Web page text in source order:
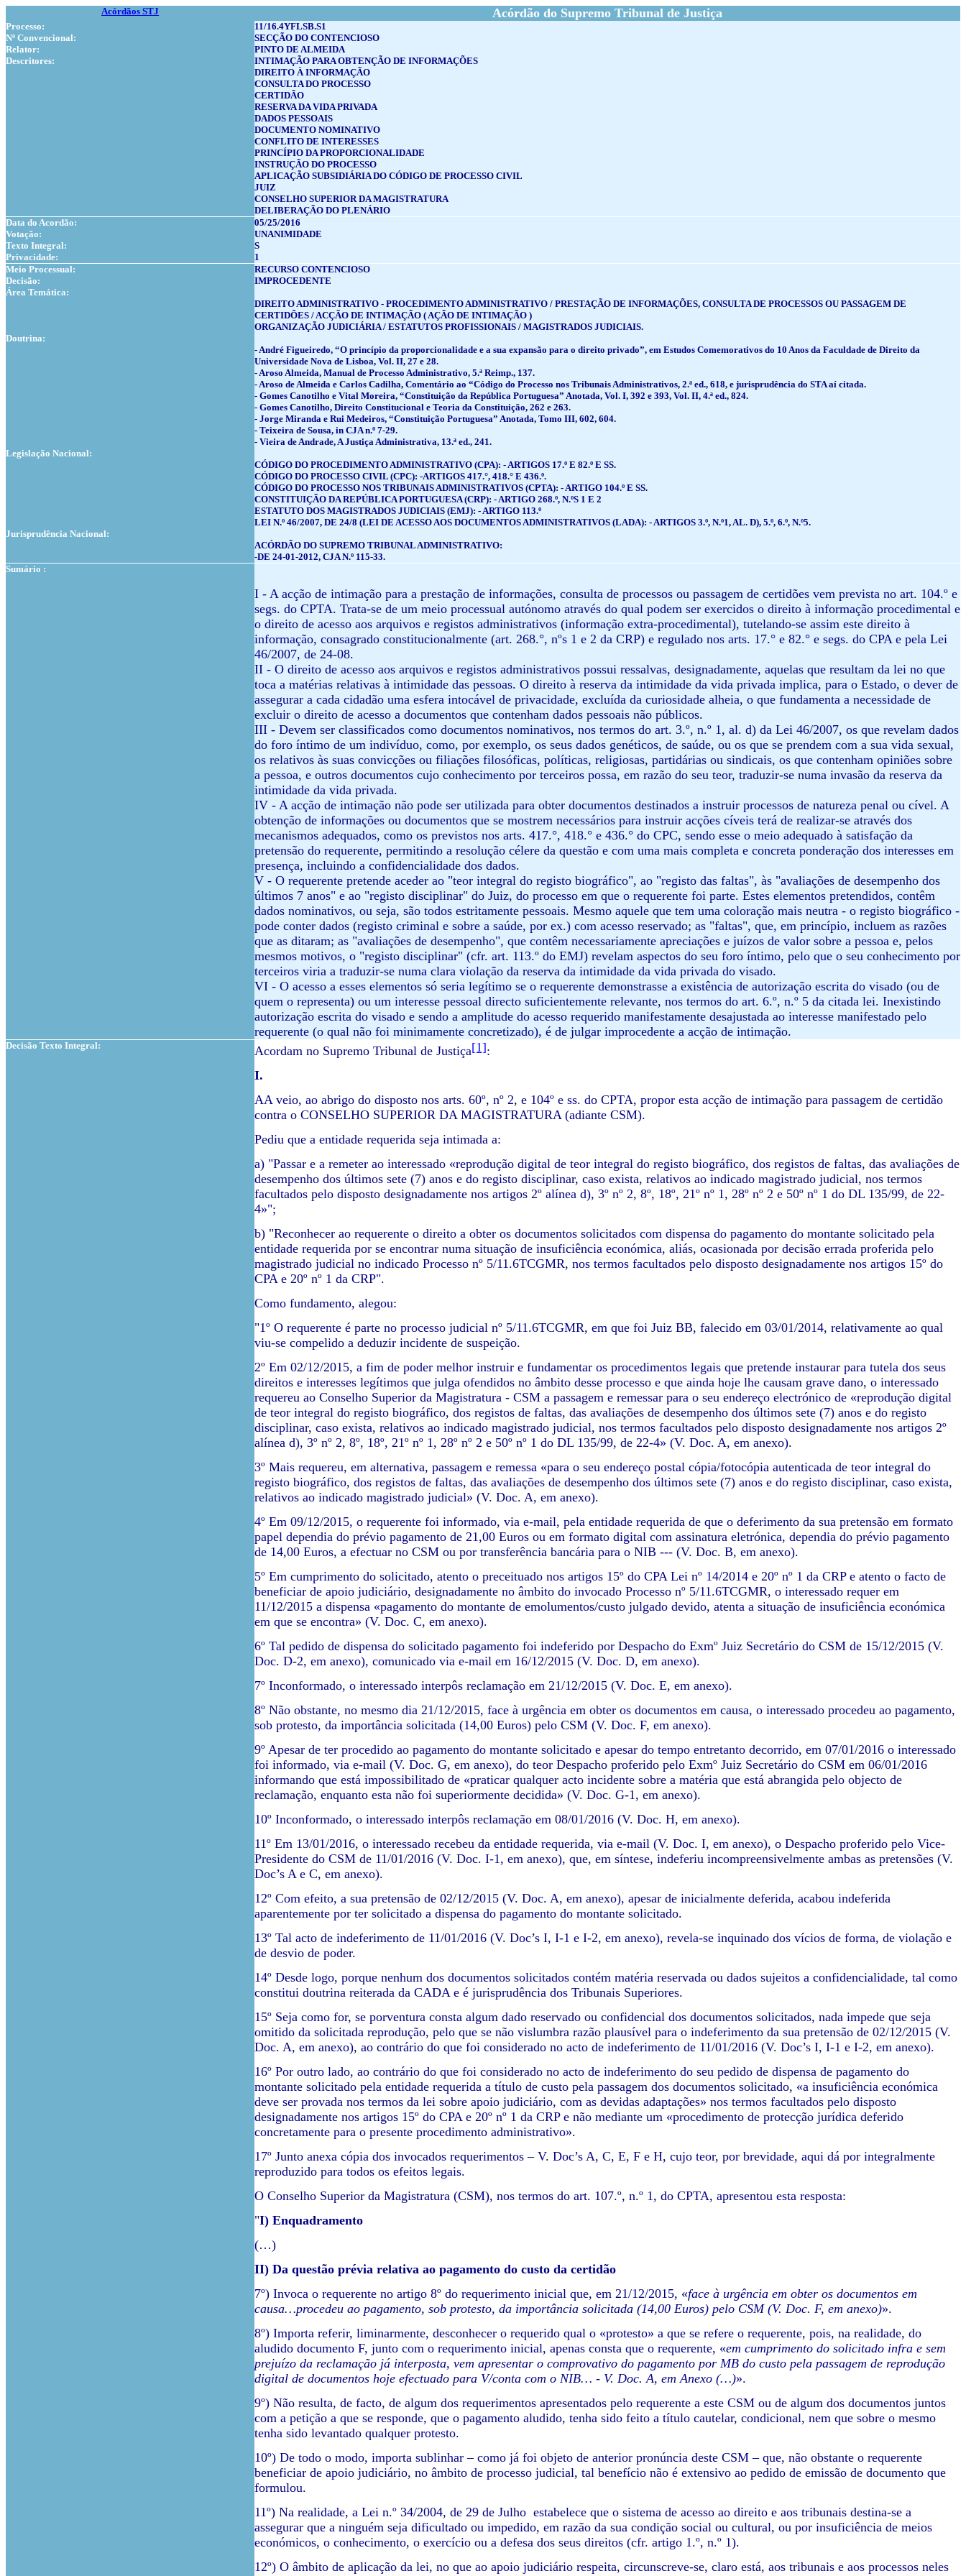
Acórdãos STJ Acórdão do Supremo Tribunal de Justiça
Processo:
11/16.4YFLSB.S1
Nº Convencional:
SECÇÃO DO CONTENCIOSO
Relator:
PINTO DE ALMEIDA
Descritores:
INTIMAÇÃO PARA OBTENÇÃO DE INFORMAÇÕES
DIREITO À INFORMAÇÃO
CONSULTA DO PROCESSO
CERTIDÃO
RESERVA DA VIDA PRIVADA
DADOS PESSOAIS
DOCUMENTO NOMINATIVO
CONFLITO DE INTERESSES
PRINCÍPIO DA PROPORCIONALIDADE
INSTRUÇÃO DO PROCESSO
APLICAÇÃO SUBSIDIÁRIA DO CÓDIGO DE PROCESSO CIVIL
JUIZ
CONSELHO SUPERIOR DA MAGISTRATURA
DELIBERAÇÃO DO PLENÁRIO
Data do Acordão:
05/25/2016
Votação:
UNANIMIDADE
Texto Integral:
S
Privacidade:
1
Meio Processual:
RECURSO CONTENCIOSO
Decisão:
IMPROCEDENTE
Área Temática:
DIREITO ADMINISTRATIVO - PROCEDIMENTO ADMINISTRATIVO / PRESTAÇÃO DE INFORMAÇÕES, CONSULTA DE PROCESSOS OU PASSAGEM DE
CERTIDÕES / ACÇÃO DE INTIMAÇÃO ( AÇÃO DE INTIMAÇÃO )
ORGANIZAÇÃO JUDICIÁRIA / ESTATUTOS PROFISSIONAIS / MAGISTRADOS JUDICIAIS.
Doutrina:
- André Figueiredo, “O princípio da proporcionalidade e a sua expansão para o direito privado”, em Estudos Comemorativos do 10 Anos da Faculdade de Direito da
Universidade Nova de Lisboa, Vol. II, 27 e 28.
- Aroso Almeida, Manual de Processo Administrativo, 5.ª Reimp., 137.
- Aroso de Almeida e Carlos Cadilha, Comentário ao “Código do Processo nos Tribunais Administrativos, 2.ª ed., 618, e jurisprudência do STA aí citada.
- Gomes Canotilho e Vital Moreira, “Constituição da República Portuguesa” Anotada, Vol. I, 392 e 393, Vol. II, 4.ª ed., 824.
- Gomes Canotilho, Direito Constitucional e Teoria da Constituição, 262 e 263.
- Jorge Miranda e Rui Medeiros, “Constituição Portuguesa” Anotada, Tomo III, 602, 604.
- Teixeira de Sousa, in CJA n.º 7-29.
- Vieira de Andrade, A Justiça Administrativa, 13.ª ed., 241.
Legislação Nacional:
CÓDIGO DO PROCEDIMENTO ADMINISTRATIVO (CPA): - ARTIGOS 17.º E 82.º E SS.
CÓDIGO DO PROCESSO CIVIL (CPC): -ARTIGOS 417.°, 418.° E 436.º.
CÓDIGO DO PROCESSO NOS TRIBUNAIS ADMINISTRATIVOS (CPTA): - ARTIGO 104.º E SS.
CONSTITUIÇÃO DA REPÚBLICA PORTUGUESA (CRP): - ARTIGO 268.º, N.ºS 1 E 2
ESTATUTO DOS MAGISTRADOS JUDICIAIS (EMJ): - ARTIGO 113.º
LEI N.º 46/2007, DE 24/8 (LEI DE ACESSO AOS DOCUMENTOS ADMINISTRATIVOS (LADA): - ARTIGOS 3.º, N.º1, AL. D), 5.º, 6.º, N.º5.
Jurisprudência Nacional:
ACÓRDÃO DO SUPREMO TRIBUNAL ADMINISTRATIVO:
-DE 24-01-2012, CJA N.º 115-33.
Sumário :
I - A acção de intimação para a prestação de informações, consulta de processos ou passagem de certidões vem prevista no art. 104.º e
segs. do CPTA. Trata-se de um meio processual autónomo através do qual podem ser exercidos o direito à informação procedimental e
o direito de acesso aos arquivos e registos administrativos (informação extra-procedimental), tutelando-se assim este direito à
informação, consagrado constitucionalmente (art. 268.°, nºs 1 e 2 da CRP) e regulado nos arts. 17.° e 82.° e segs. do CPA e pela Lei
46/2007, de 24-08.
II - O direito de acesso aos arquivos e registos administrativos possui ressalvas, designadamente, aquelas que resultam da lei no que
toca a matérias relativas à intimidade das pessoas. O direito à reserva da intimidade da vida privada implica, para o Estado, o dever de
assegurar a cada cidadão uma esfera intocável de privacidade, excluída da curiosidade alheia, o que fundamenta a necessidade de
excluir o direito de acesso a documentos que contenham dados pessoais não públicos.
III - Devem ser classificados como documentos nominativos, nos termos do art. 3.º, n.º 1, al. d) da Lei 46/2007, os que revelam dados
do foro íntimo de um indivíduo, como, por exemplo, os seus dados genéticos, de saúde, ou os que se prendem com a sua vida sexual,
os relativos às suas convicções ou filiações filosóficas, políticas, religiosas, partidárias ou sindicais, os que contenham opiniões sobre
a pessoa, e outros documentos cujo conhecimento por terceiros possa, em razão do seu teor, traduzir-se numa invasão da reserva da
intimidade da vida privada.
IV - A acção de intimação não pode ser utilizada para obter documentos destinados a instruir processos de natureza penal ou cível. A
obtenção de informações ou documentos que se mostrem necessários para instruir acções cíveis terá de realizar-se através dos
mecanismos adequados, como os previstos nos arts. 417.°, 418.° e 436.° do CPC, sendo esse o meio adequado à satisfação da
pretensão do requerente, permitindo a resolução célere da questão e com uma mais completa e concreta ponderação dos interesses em
presença, incluindo a confidencialidade dos dados.
V - O requerente pretende aceder ao "teor integral do registo biográfico", ao "registo das faltas", às "avaliações de desempenho dos
últimos 7 anos" e ao "registo disciplinar" do Juiz, do processo em que o requerente foi parte. Estes elementos pretendidos, contêm
dados nominativos, ou seja, são todos estritamente pessoais. Mesmo aquele que tem uma coloração mais neutra - o registo biográfico -
pode conter dados (registo criminal e sobre a saúde, por ex.) com acesso reservado; as "faltas", que, em princípio, incluem as razões
que as ditaram; as "avaliações de desempenho", que contêm necessariamente apreciações e juízos de valor sobre a pessoa e, pelos
mesmos motivos, o "registo disciplinar" (cfr. art. 113.º do EMJ) revelam aspectos do seu foro íntimo, pelo que o seu conhecimento por
terceiros viria a traduzir-se numa clara violação da reserva da intimidade da vida privada do visado.
VI - O acesso a esses elementos só seria legítimo se o requerente demonstrasse a existência de autorização escrita do visado (ou de
quem o representa) ou um interesse pessoal directo suficientemente relevante, nos termos do art. 6.º, n.º 5 da citada lei. Inexistindo
autorização escrita do visado e sendo a amplitude do acesso requerido manifestamente desajustada ao interesse manifestado pelo
requerente (o qual não foi minimamente concretizado), é de julgar improcedente a acção de intimação.
Decisão Texto Integral: Acordam no Supremo Tribunal de Justiça[1]:
I.
AA veio, ao abrigo do disposto nos arts. 60º, nº 2, e 104º e ss. do CPTA, propor esta acção de intimação para passagem de certidão
contra o CONSELHO SUPERIOR DA MAGISTRATURA (adiante CSM).
Pediu que a entidade requerida seja intimada a:
a) "Passar e a remeter ao interessado «reprodução digital de teor integral do registo biográfico, dos registos de faltas, das avaliações de
desempenho dos últimos sete (7) anos e do registo disciplinar, caso exista, relativos ao indicado magistrado judicial, nos termos
facultados pelo disposto designadamente nos artigos 2º alínea d), 3º nº 2, 8º, 18º, 21º nº 1, 28º nº 2 e 50º nº 1 do DL 135/99, de 22-
4»";
b) "Reconhecer ao requerente o direito a obter os documentos solicitados com dispensa do pagamento do montante solicitado pela
entidade requerida por se encontrar numa situação de insuficiência económica, aliás, ocasionada por decisão errada proferida pelo
magistrado judicial no indicado Processo nº 5/11.6TCGMR, nos termos facultados pelo disposto designadamente nos artigos 15º do
CPA e 20º nº 1 da CRP".
Como fundamento, alegou:
"1º O requerente é parte no processo judicial nº 5/11.6TCGMR, em que foi Juiz BB, falecido em 03/01/2014, relativamente ao qual
viu-se compelido a deduzir incidente de suspeição.
2º Em 02/12/2015, a fim de poder melhor instruir e fundamentar os procedimentos legais que pretende instaurar para tutela dos seus
direitos e interesses legítimos que julga ofendidos no âmbito desse processo e que ainda hoje lhe causam grave dano, o interessado
requereu ao Conselho Superior da Magistratura - CSM a passagem e remessar para o seu endereço electrónico de «reprodução digital
de teor integral do registo biográfico, dos registos de faltas, das avaliações de desempenho dos últimos sete (7) anos e do registo
disciplinar, caso exista, relativos ao indicado magistrado judicial, nos termos facultados pelo disposto designadamente nos artigos 2º
alínea d), 3º nº 2, 8º, 18º, 21º nº 1, 28º nº 2 e 50º nº 1 do DL 135/99, de 22-4» (V. Doc. A, em anexo).
3º Mais requereu, em alternativa, passagem e remessa «para o seu endereço postal cópia/fotocópia autenticada de teor integral do
registo biográfico, dos registos de faltas, das avaliações de desempenho dos últimos sete (7) anos e do registo disciplinar, caso exista,
relativos ao indicado magistrado judicial» (V. Doc. A, em anexo).
4º Em 09/12/2015, o requerente foi informado, via e-mail, pela entidade requerida de que o deferimento da sua pretensão em formato
papel dependia do prévio pagamento de 21,00 Euros ou em formato digital com assinatura eletrónica, dependia do prévio pagamento
de 14,00 Euros, a efectuar no CSM ou por transferência bancária para o NIB --- (V. Doc. B, em anexo).
5º Em cumprimento do solicitado, atento o preceituado nos artigos 15º do CPA Lei nº 14/2014 e 20º nº 1 da CRP e atento o facto de
beneficiar de apoio judiciário, designadamente no âmbito do invocado Processo nº 5/11.6TCGMR, o interessado requer em
11/12/2015 a dispensa «pagamento do montante de emolumentos/custo julgado devido, atenta a situação de insuficiência económica
em que se encontra» (V. Doc. C, em anexo).
6º Tal pedido de dispensa do solicitado pagamento foi indeferido por Despacho do Exmº Juiz Secretário do CSM de 15/12/2015 (V.
Doc. D-2, em anexo), comunicado via e-mail em 16/12/2015 (V. Doc. D, em anexo).
7º Inconformado, o interessado interpôs reclamação em 21/12/2015 (V. Doc. E, em anexo).
8º Não obstante, no mesmo dia 21/12/2015, face à urgência em obter os documentos em causa, o interessado procedeu ao pagamento,
sob protesto, da importância solicitada (14,00 Euros) pelo CSM (V. Doc. F, em anexo).
9º Apesar de ter procedido ao pagamento do montante solicitado e apesar do tempo entretanto decorrido, em 07/01/2016 o interessado
foi informado, via e-mail (V. Doc. G, em anexo), do teor Despacho proferido pelo Exmº Juiz Secretário do CSM em 06/01/2016
informando que está impossibilitado de «praticar qualquer acto incidente sobre a matéria que está abrangida pelo objecto de
reclamação, enquanto esta não foi superiormente decidida» (V. Doc. G-1, em anexo).
10º Inconformado, o interessado interpôs reclamação em 08/01/2016 (V. Doc. H, em anexo).
11º Em 13/01/2016, o interessado recebeu da entidade requerida, via e-mail (V. Doc. I, em anexo), o Despacho proferido pelo Vice-
Presidente do CSM de 11/01/2016 (V. Doc. I-1, em anexo), que, em síntese, indeferiu incompreensivelmente ambas as pretensões (V.
Doc’s A e C, em anexo).
12º Com efeito, a sua pretensão de 02/12/2015 (V. Doc. A, em anexo), apesar de inicialmente deferida, acabou indeferida
aparentemente por ter solicitado a dispensa do pagamento do montante solicitado.
13º Tal acto de indeferimento de 11/01/2016 (V. Doc’s I, I-1 e I-2, em anexo), revela-se inquinado dos vícios de forma, de violação e
de desvio de poder.
14º Desde logo, porque nenhum dos documentos solicitados contém matéria reservada ou dados sujeitos a confidencialidade, tal como
constitui doutrina reiterada da CADA e é jurisprudência dos Tribunais Superiores.
15º Seja como for, se porventura consta algum dado reservado ou confidencial dos documentos solicitados, nada impede que seja
omitido da solicitada reprodução, pelo que se não vislumbra razão plausível para o indeferimento da sua pretensão de 02/12/2015 (V.
Doc. A, em anexo), ao contrário do que foi considerado no acto de indeferimento de 11/01/2016 (V. Doc’s I, I-1 e I-2, em anexo).
16º Por outro lado, ao contrário do que foi considerado no acto de indeferimento do seu pedido de dispensa de pagamento do
montante solicitado pela entidade requerida a título de custo pela passagem dos documentos solicitado, «a insuficiência económica
deve ser provada nos termos da lei sobre apoio judiciário, com as devidas adaptações» nos termos facultados pelo disposto
designadamente nos artigos 15º do CPA e 20º nº 1 da CRP e não mediante um «procedimento de protecção jurídica deferido
concretamente para o presente procedimento administrativo».
17º Junto anexa cópia dos invocados requerimentos – V. Doc’s A, C, E, F e H, cujo teor, por brevidade, aqui dá por integralmente
reproduzido para todos os efeitos legais.
O Conselho Superior da Magistratura (CSM), nos termos do art. 107.º, n.º 1, do CPTA, apresentou esta resposta:
"I) Enquadramento
(…)
II) Da questão prévia relativa ao pagamento do custo da certidão
7º) Invoca o requerente no artigo 8º do requerimento inicial que, em 21/12/2015, «face à urgência em obter os documentos em
causa…procedeu ao pagamento, sob protesto, da importância solicitada (14,00 Euros) pelo CSM (V. Doc. F, em anexo)».
8º) Importa referir, liminarmente, desconhecer o requerido qual o «protesto» a que se refere o requerente, pois, na realidade, do
aludido documento F, junto com o requerimento inicial, apenas consta que o requerente, «em cumprimento do solicitado infra e sem
prejuízo da reclamação já interposta, vem apresentar o comprovativo do pagamento por MB do custo pela passagem de reprodução
digital de documentos hoje efectuado para V/conta com o NIB… - V. Doc. A, em Anexo (…)».
9º) Não resulta, de facto, de algum dos requerimentos apresentados pelo requerente a este CSM ou de algum dos documentos juntos
com a petição a que se responde, que o pagamento aludido, tenha sido feito a título cautelar, condicional, nem que sobre o mesmo
tenha sido levantado qualquer protesto.
10º) De todo o modo, importa sublinhar – como já foi objeto de anterior pronúncia deste CSM – que, não obstante o requerente
beneficiar de apoio judiciário, no âmbito de processo judicial, tal benefício não é extensivo ao pedido de emissão de documento que
formulou.
11º) Na realidade, a Lei n.º 34/2004, de 29 de Julho estabelece que o sistema de acesso ao direito e aos tribunais destina-se a
assegurar que a ninguém seja dificultado ou impedido, em razão da sua condição social ou cultural, ou por insuficiência de meios
económicos, o conhecimento, o exercício ou a defesa dos seus direitos (cfr. artigo 1.º, n.º 1).
12º) O âmbito de aplicação da lei, no que ao apoio judiciário respeita, circunscreve-se, claro está, aos tribunais e aos processos neles